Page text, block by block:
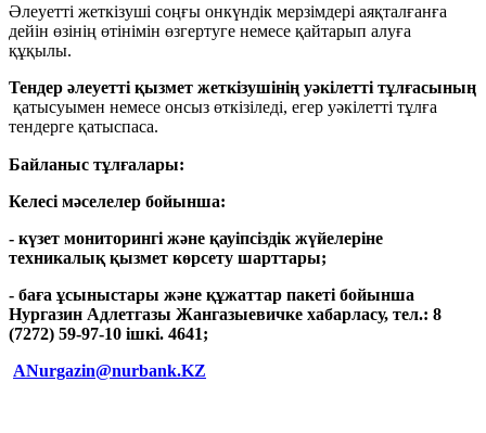
Әлеуетті жеткізуші соңғы онкүндік мерзімдері аяқталғанға
дейін өзінің өтінімін өзгертуге немесе қайтарып алуға
құқылы.
Тендер әлеуетті қызмет жеткізушінің уәкілетті тұлғасының
қатысуымен немесе онсыз өткізіледі, егер уәкілетті тұлға
тендерге қатыспаса.
Байланыс тұлғалары:
Келесі мәселелер бойынша:
- күзет мониторингі және қауіпсіздік жүйелеріне
техникалық қызмет көрсету шарттары;
- баға ұсыныстары және құжаттар пакеті бойынша
Нургазин Адлетгазы Жангазыевичке хабарласу, тел.: 8
(7272) 59-97-10 ішкі. 4641;
ANurgazin@nurbank.KZ